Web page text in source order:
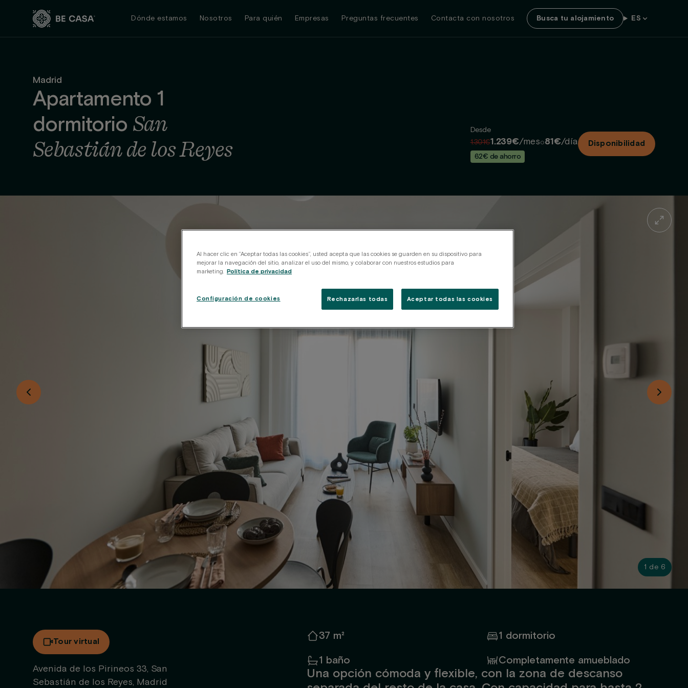
contenido
Dónde estamos Nosotros Para quién Empresas Preguntas frecuentes Contacta con nosotros Busca tu alojamiento ES
Madrid
Apartamento 1
dormitorio San
Sebastián de los Reyes
Desde
1.301€1.239€/meso81€/día
62€ de ahorro
Disponibilidad
1 de 6
Tour virtual
Avenida de los Pirineos 33, San
Sebastián de los Reyes, Madrid
37 m²
1 dormitorio
1 baño
Completamente amueblado
Una opción cómoda y flexible, con la zona de descanso
Al hacer clic en “Aceptar todas las cookies”, usted acepta que las cookies se guarden en su dispositivo para
mejorar la navegación del sitio, analizar el uso del mismo, y colaborar con nuestros estudios para
marketing. Política de privacidad
Configuración de cookies Rechazarlas todas Aceptar todas las cookies